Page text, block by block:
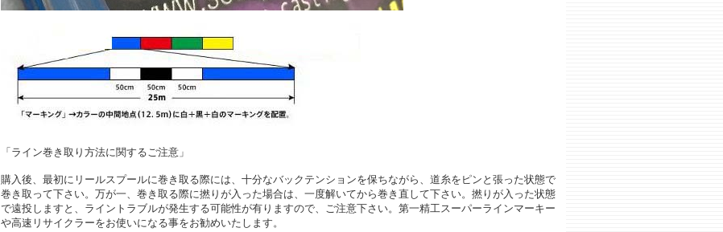
「ライン巻き取り方法に関するご注意」
購入後、最初にリールスプールに巻き取る際には、十分なバックテンションを保ちながら、道糸をピンと張った状態で
巻き取って下さい。万が一、巻き取る際に撚りが入った場合は、一度解いてから巻き直して下さい。撚りが入った状態
で遠投しますと、ライントラブルが発生する可能性が有りますので、ご注意下さい。第一精工スーパーラインマーキー
や高速リサイクラーをお使いになる事をお勧めいたします。